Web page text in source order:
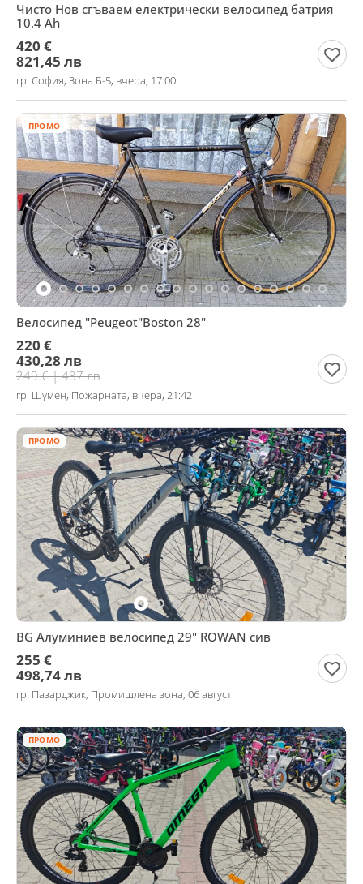
Чисто Нов сгъваем електрически велосипед батрия
10.4 Ah
420 €
821,45 лв
гр. София, Зона Б-5, вчера, 17:00
ПРОМО
Велосипед "Peugeot"Boston 28"
220 €
430,28 лв
249 € | 487 лв
гр. Шумен, Пожарната, вчера, 21:42
ПРОМО
BG Алуминиев велосипед 29" ROWAN сив
255 €
498,74 лв
гр. Пазарджик, Промишлена зона, 06 август
ПРОМО